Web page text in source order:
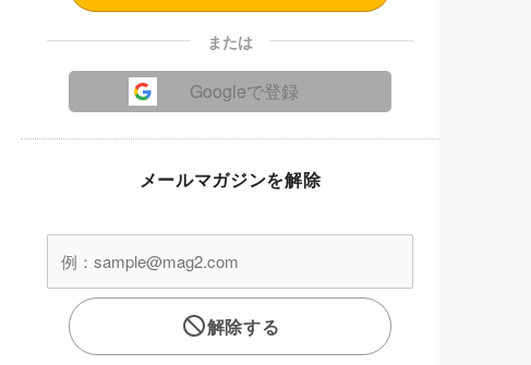
または
Googleで登録
メールマガジンを解除
解除する